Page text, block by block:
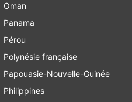
Oman
Panama
Pérou
Polynésie française
Papouasie-Nouvelle-Guinée
Philippines